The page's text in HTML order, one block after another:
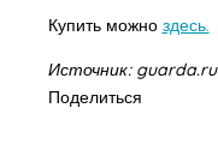
Купить можно здесь.
Источник: guarda.ru
Поделиться